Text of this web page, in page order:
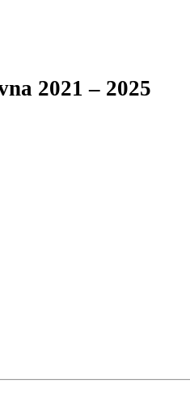
2021 – 2025